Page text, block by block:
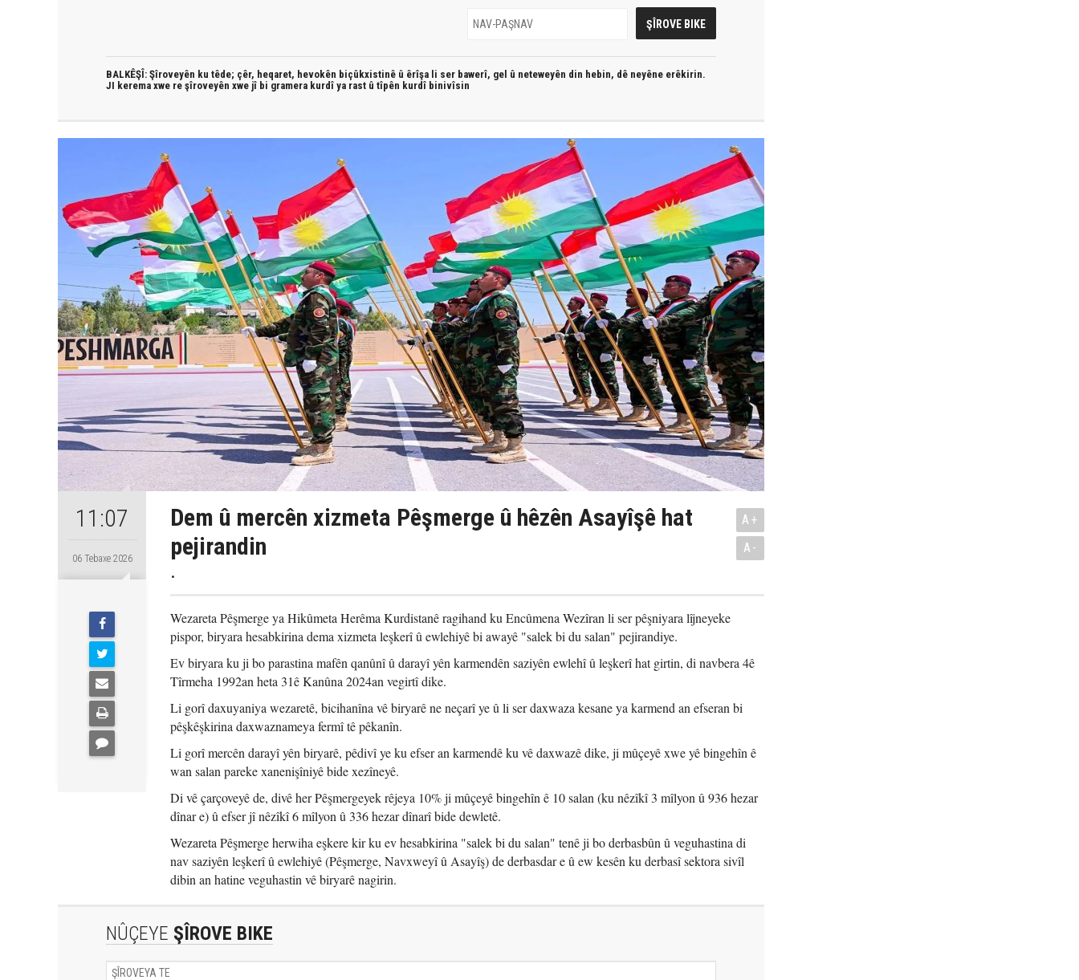
BALKÊŞÎ: Şîroveyên ku têde; çêr, heqaret, hevokên biçûkxistinê û êrîşa li ser bawerî, gel û neteweyên din hebin, dê neyêne erêkirin.
JI kerema xwe re şîroveyên xwe jî bi gramera kurdî ya rast û tîpên kurdî binivîsin
11:07
06 Tebaxe 2026
Dem û mercên xizmeta Pêşmerge û hêzên Asayîşê hat
pejirandin
.
A+
A-
Wezareta Pêşmerge ya Hikûmeta Herêma Kurdistanê ragihand ku Encûmena Wezîran li ser pêşniyara lîjneyeke
pispor, biryara hesabkirina dema xizmeta leşkerî û ewlehiyê bi awayê "salek bi du salan" pejirandiye.
Ev biryara ku ji bo parastina mafên qanûnî û darayî yên karmendên saziyên ewlehî û leşkerî hat girtin, di navbera 4ê
Tîrmeha 1992an heta 31ê Kanûna 2024an vegirtî dike.
Li gorî daxuyaniya wezaretê, bicihanîna vê biryarê ne neçarî ye û li ser daxwaza kesane ya karmend an efseran bi
pêşkêşkirina daxwaznameya fermî tê pêkanîn.
Li gorî mercên darayî yên biryarê, pêdivî ye ku efser an karmendê ku vê daxwazê dike, ji mûçeyê xwe yê bingehîn ê
wan salan pareke xanenişîniyê bide xezîneyê.
Di vê çarçoveyê de, divê her Pêşmergeyek rêjeya 10% ji mûçeyê bingehîn ê 10 salan (ku nêzîkî 3 mîlyon û 936 hezar
dînar e) û efser jî nêzîkî 6 mîlyon û 336 hezar dînarî bide dewletê.
Wezareta Pêşmerge herwiha eşkere kir ku ev hesabkirina "salek bi du salan" tenê ji bo derbasbûn û veguhastina di
nav saziyên leşkerî û ewlehiyê (Pêşmerge, Navxweyî û Asayîş) de derbasdar e û ew kesên ku derbasî sektora sivîl
dibin an hatine veguhastin vê biryarê nagirin.
NÛÇEYE ŞÎROVE BIKE